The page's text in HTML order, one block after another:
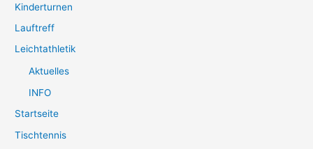
Kinderturnen
Lauftreff
Leichtathletik
Aktuelles
INFO
Startseite
Tischtennis